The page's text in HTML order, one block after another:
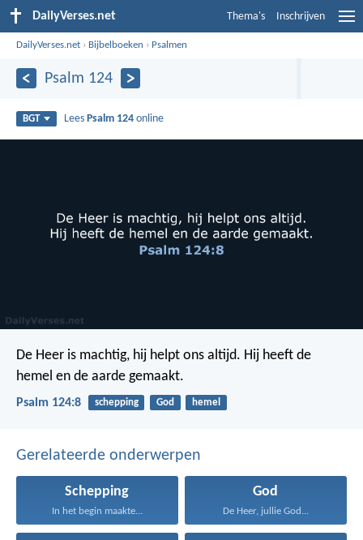
DailyVerses.net Thema's Inschrijven
DailyVerses.net › Bijbelboeken › Psalmen
Psalm 124
BGT Lees Psalm 124 online
De Heer is machtig, hij helpt ons altijd. Hij heeft de
hemel en de aarde gemaakt.
Psalm 124:8 schepping God hemel
Gerelateerde onderwerpen
Schepping
In het begin maakte...
God
De Heer, jullie God...